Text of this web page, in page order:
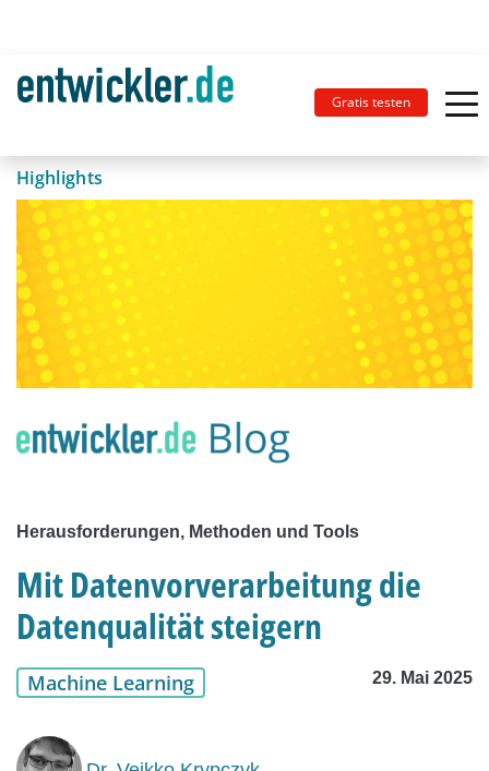
Gratis testen
Highlights
Herausforderungen, Methoden und Tools
Mit Datenvorverarbeitung die
Datenqualität steigern
Machine Learning 29. Mai 2025